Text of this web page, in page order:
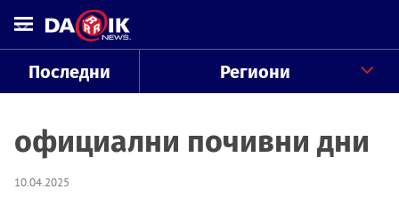
Последни Региони
официални почивни дни
10.04.2025